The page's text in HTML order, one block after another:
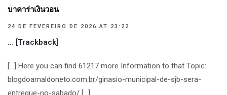
บาคาร่าเงินวอน
24 DE FEVEREIRO DE 2026 AT 23:22
… [Trackback]
[…] Here you can find 61217 more Information to that Topic:
blogdoarnaldoneto.com.br/ginasio-municipal-de-sjb-sera-
entregue-no-sabado/ […]